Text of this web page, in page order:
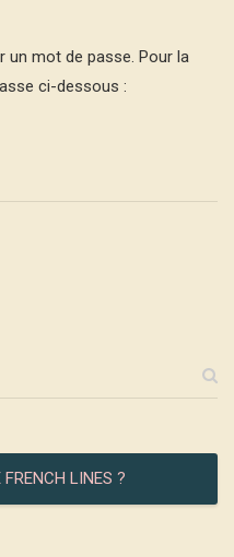
un mot de passe. Pour la
ci-dessous :
FRENCH LINES ?